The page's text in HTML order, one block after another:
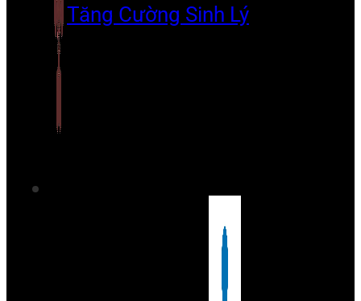
Tăng Cường Sinh Lý